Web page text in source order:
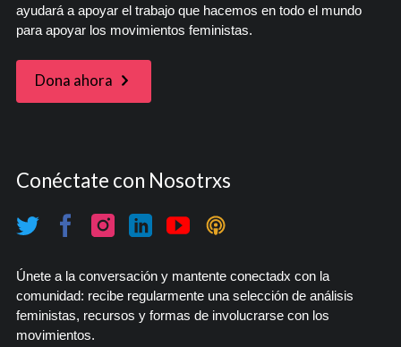
ayudará a apoyar el trabajo que hacemos en todo el mundo
para apoyar los movimientos feministas.
Dona ahora
Conéctate con Nosotrxs
Únete a la conversación y mantente conectadx con la
comunidad: recibe regularmente una selección de análisis
feministas, recursos y formas de involucrarse con los
movimientos.